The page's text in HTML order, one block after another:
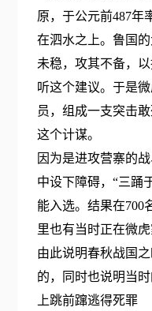
原，于公元前487年
在泗水之上。鲁国
未稳，攻其不备，
听这个建议。于是
员，组成一支突击
这个计谋。
因为是进攻营寨的
中设下障碍，“三踊
能入选。结果在700
里也有当时正在微
由此说明春秋战国
的，同时也说明当
上跳前蹿逃得死罪